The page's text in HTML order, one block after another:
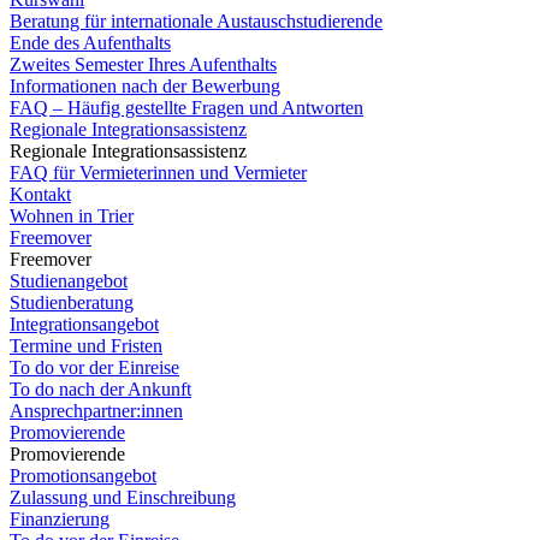
Beratung für internationale Austauschstudierende
Ende des Aufenthalts
Zweites Semester Ihres Aufenthalts
Informationen nach der Bewerbung
FAQ – Häufig gestellte Fragen und Antworten
Regionale Integrationsassistenz
Regionale Integrationsassistenz
FAQ für Vermieterinnen und Vermieter
Kontakt
Wohnen in Trier
Freemover
Freemover
Studienangebot
Studienberatung
Integrationsangebot
Termine und Fristen
To do vor der Einreise
To do nach der Ankunft
Ansprechpartner:innen
Promovierende
Promovierende
Promotionsangebot
Zulassung und Einschreibung
Finanzierung